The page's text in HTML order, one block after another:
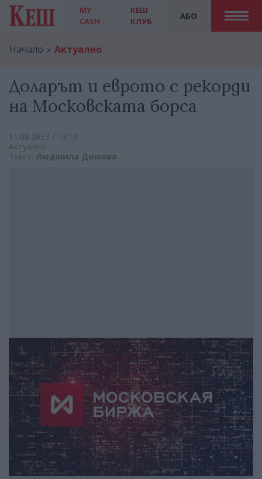
MY
CASH
АБО
КЕШ
КЛУБ
Начало Актуално
Доларът и еврото с рекорди
на Московската борса
11.08.2023 / 13:16
Актуално
Текст: Людмила Димова